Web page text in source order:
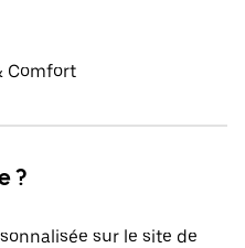
Comfort
?
sur le site de